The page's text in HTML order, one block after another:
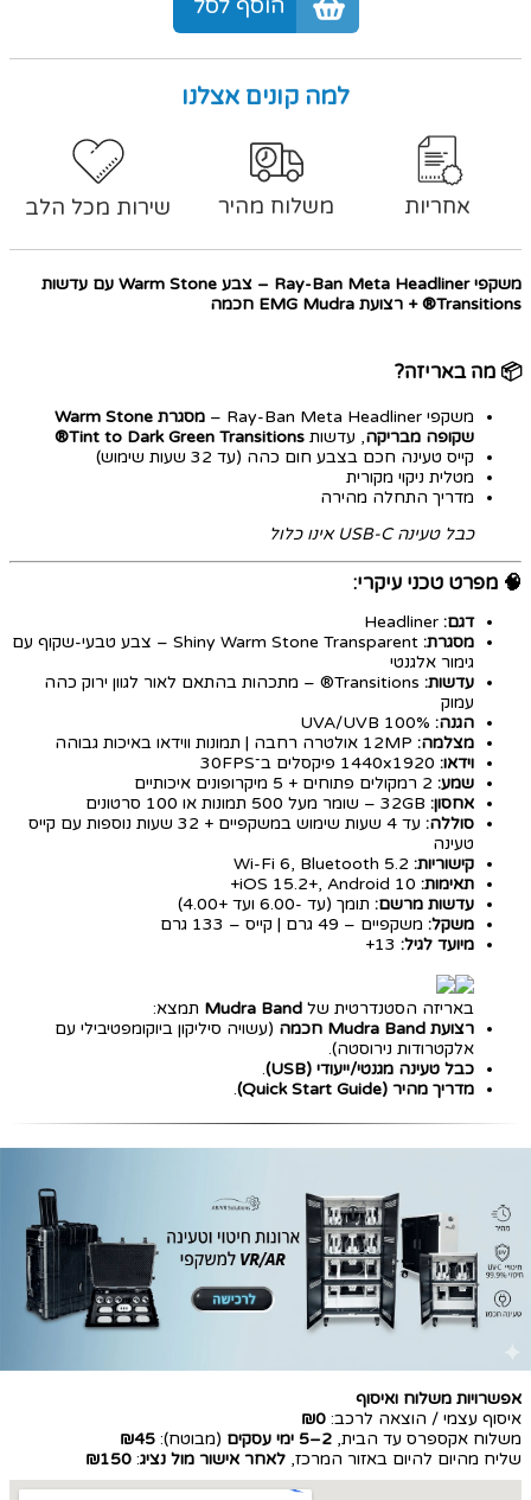
הוסף לסל
למה קונים אצלנו
אחריות משלוח מהיר שירות מכל הלב
משקפי Ray-Ban Meta Headliner – צבע Warm Stone עם עדשות
Transitions® + רצועת EMG Mudra חכמה
📦 מה באריזה?
משקפי Ray-Ban Meta Headliner –
מסגרת Warm Stone
שקופה מבריקה, עדשות Tint to Dark Green Transitions®
קייס טעינה חכם בצבע חום כהה (עד 32 שעות שימוש)
מטלית ניקוי מקורית
מדריך התחלה מהירה
כבל טעינה USB-C אינו כלול
🧠 מפרט טכני עיקרי:
דגם:
מסגרת:
Shiny Warm Stone Transparent – צבע טבעי-שקוף עם
גימור אלגנטי
עדשות:
Transitions® – מתכהות בהתאם לאור לגוון ירוק כהה
עמוק
הגנה:
מצלמה:
וידאו:
שמע:
אחסון:
סוללה:
עד 4 שעות שימוש במשקפיים + 32 שעות נוספות עם קייס
טעינה
קישוריות:
תאימות:
עדשות מרשם: תומך (עד -6.00 ועד +4.00)
משקל: משקפיים – 49 גרם | קייס – 133 גרם
מיועד לגיל:
באריזה הסטנדרטית של Mudra Band תמצא:
רצועת Mudra Band חכמה
(עשויה סיליקון ביוקומפטיבילי עם
אלקטרודות נירוסטה).
כבל טעינה מגנטי/ייעודי (USB)
.
מדריך מהיר (Quick Start Guide)
.
אפשרויות משלוח ואיסוף
איסוף עצמי / הוצאה לרכב: ₪0
משלוח אקספרס עד הבית, 2–5 ימי עסקים (מבוטח): ₪45
שליח מהיום להיום באזור המרכז, לאחר אישור מול נציג:
₪150